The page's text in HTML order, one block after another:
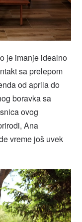
je imanje idealno
sa prelepom
od aprila do
boravka sa
ovog
Ana
vreme još uvek